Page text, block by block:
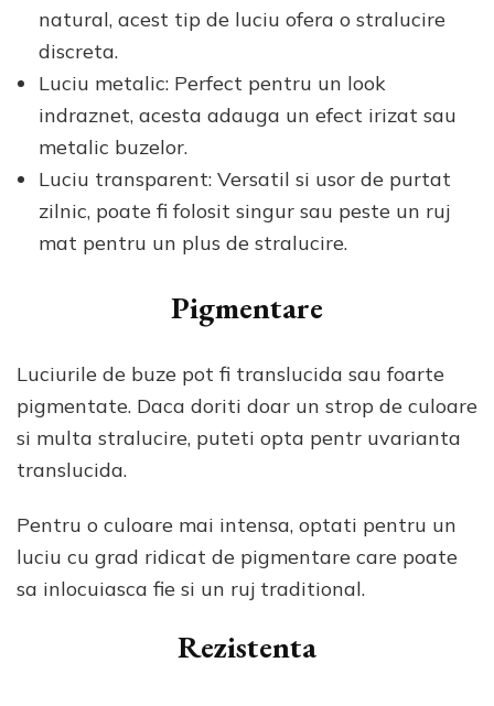
natural, acest tip de luciu ofera o stralucire
discreta.
Luciu metalic: Perfect pentru un look
indraznet, acesta adauga un efect irizat sau
metalic buzelor.
Luciu transparent: Versatil si usor de purtat
zilnic, poate fi folosit singur sau peste un ruj
mat pentru un plus de stralucire.
Pigmentare
Luciurile de buze pot fi translucida sau foarte
pigmentate. Daca doriti doar un strop de culoare
si multa stralucire, puteti opta pentr uvarianta
translucida.
Pentru o culoare mai intensa, optati pentru un
luciu cu grad ridicat de pigmentare care poate
sa inlocuiasca fie si un ruj traditional.
Rezistenta